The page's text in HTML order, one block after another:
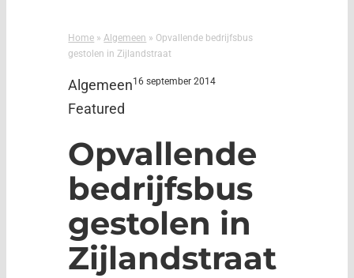
Home »Algemeen » Opvallende bedrijfsbus
gestolen in Zijlandstraat
Algemeen
Featured
16 september 2014
Opvallende
bedrijfsbus
gestolen in
Zijlandstraat